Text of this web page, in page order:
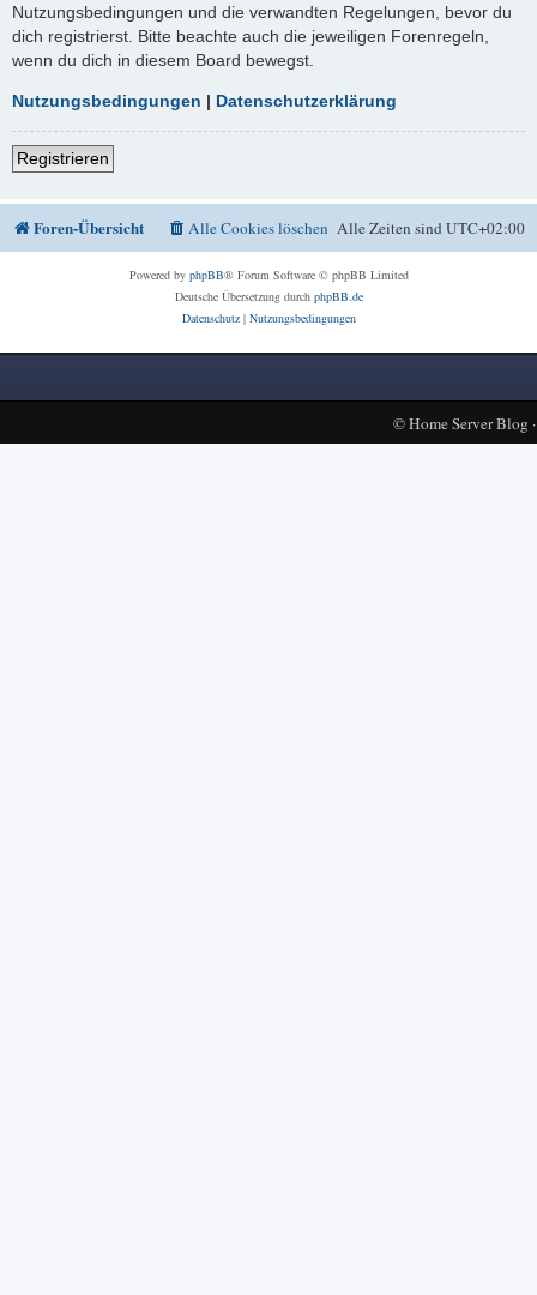
Nutzungsbedingungen und die verwandten Regelungen, bevor du
dich registrierst. Bitte beachte auch die jeweiligen Forenregeln,
wenn du dich in diesem Board bewegst.
Nutzungsbedingungen | Datenschutzerklärung
Registrieren
Foren-Übersicht Alle Zeiten sindUTC+02:00
Alle Cookies löschen
Powered by phpBB® Forum Software © phpBB Limited
Deutsche Übersetzung durch phpBB.de
Datenschutz| Nutzungsbedingungen
©Home Server Blog